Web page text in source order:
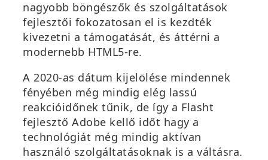
i
k
m
e
g
)
nagyobb böngészők és szolgáltatások
fejlesztői fokozatosan el is kezdték
kivezetni a támogatását, és áttérni a
modernebb HTML5-re.
A 2020-as dátum kijelölése mindennek
fényében még mindig elég lassú
reakcióidőnek tűnik, de így a Flasht
fejlesztő Adobe kellő időt hagy a
technológiát még mindig aktívan
használó szolgáltatásoknak is a váltásra.